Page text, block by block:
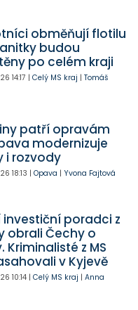
obměňují flotilu
budou
po celém kraji
14:17 | Celý MS kraj | Tomáš
patří opravám
modernizuje
i rozvody
18:13 | Opava | Yvona Fajtová
investiční poradci z
obrali Čechy o
Kriminalisté z MS
v Kyjevě
10:14| Celý MS kraj | Anna